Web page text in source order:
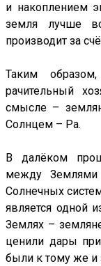
и накоплением
земля лучше
производит за
Таким
рачительный
смысле –
Солнцем – Ра.
В далёком
между Землями
Солнечных
является одной
Землях –
ценили дары
были к тому же и